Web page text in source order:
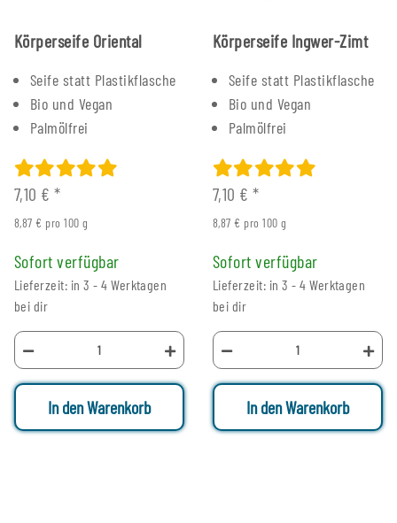
Körperseife Oriental
Seife statt Plastikflasche
Bio und Vegan
Palmölfrei
7,10 €*
8,87 € pro 100 g
Sofort verfügbar
Lieferzeit: in 3 - 4 Werktagen
bei dir
In den Warenkorb
Körperseife Ingwer-Zimt
Seife statt Plastikflasche
Bio und Vegan
Palmölfrei
7,10 €*
8,87 € pro 100 g
Sofort verfügbar
Lieferzeit: in 3 - 4 Werktagen
bei dir
In den Warenkorb